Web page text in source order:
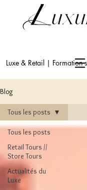
Luxe & Retail | Formation
Blog
Tous les posts
Retail Tours //
Store Tours
Actualités du
Luxe
Tous les posts